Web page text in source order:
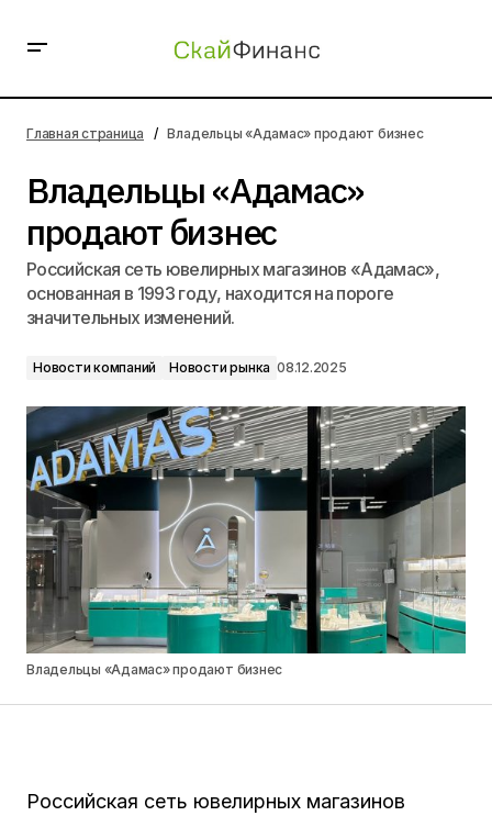
Главная страница Владельцы «Адамас» продают бизнес
Владельцы «Адамас»
продают бизнес
Российская сеть ювелирных магазинов «Адамас»,
основанная в 1993 году, находится на пороге
значительных изменений.
Новости компаний Новости рынка 08.12.2025
Владельцы «Адамас» продают бизнес
Российская сеть ювелирных магазинов